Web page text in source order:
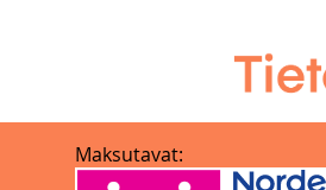
Maksutavat: